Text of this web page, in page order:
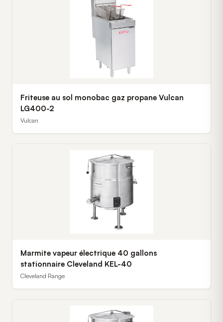
Friteuse au sol monobac gaz propane Vulcan
LG400-2
Vulcan
Marmite vapeur électrique 40 gallons
stationnaire Cleveland KEL-40
Cleveland Range